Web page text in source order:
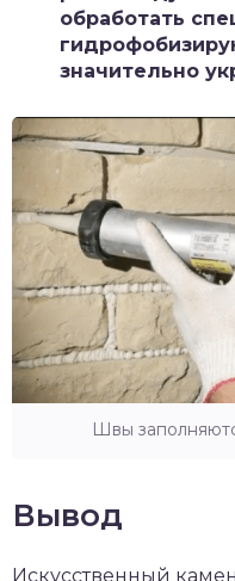
обработать
значительно
Швы
Вывод
Искусственный